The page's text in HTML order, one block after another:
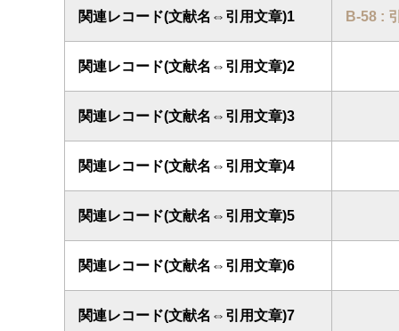
関連レコード(文献名⇔引用文章)1 B-58 :
関連レコード(文献名⇔引用文章)2
関連レコード(文献名⇔引用文章)3
関連レコード(文献名⇔引用文章)4
関連レコード(文献名⇔引用文章)5
関連レコード(文献名⇔引用文章)6
関連レコード(文献名⇔引用文章)7